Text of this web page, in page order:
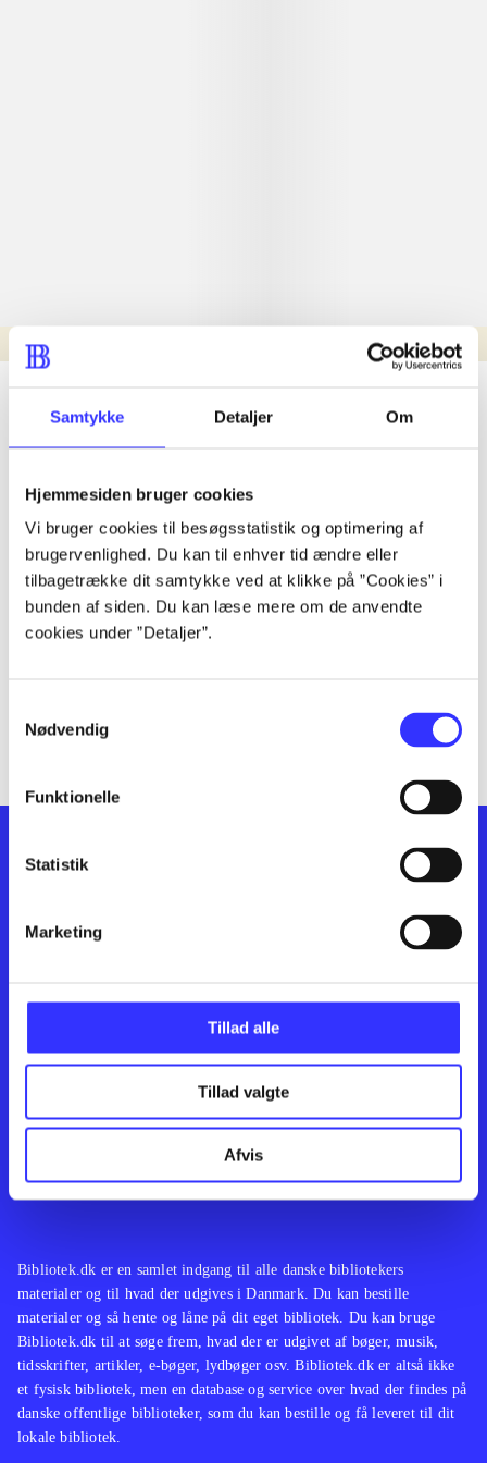
Samtykke Detaljer Om
Hjemmesiden bruger cookies
Vi bruger cookies til besøgsstatistik og optimering af
brugervenlighed. Du kan til enhver tid ændre eller
tilbagetrække dit samtykke ved at klikke på ”Cookies” i
bunden af siden. Du kan læse mere om de anvendte
cookies under ”Detaljer”.
Nødvendig
Funktionelle
Statistik
Marketing
Tillad alle
Tillad valgte
Afvis
Nyhed
lorem ipsum dolor sit amet ...
lorem ipsum dolor sit amet ...
lorem ipsum dolor sit amet ...
lorem ipsum dolor sit amet ...
lorem ipsum dolor sit amet ...
lorem ipsum dolor sit amet ...
lorem ipsum dolor sit amet ...
Feedback
Bibliotek.dk er en samlet indgang til alle danske bibliotekers
materialer og til hvad der udgives i Danmark. Du kan bestille
materialer og så hente og låne på dit eget bibliotek. Du kan bruge
Bibliotek.dk til at søge frem, hvad der er udgivet af bøger, musik,
tidsskrifter, artikler, e-bøger, lydbøger osv. Bibliotek.dk er altså ikke
et fysisk bibliotek, men en database og service over hvad der findes på
danske offentlige biblioteker, som du kan bestille og få leveret til dit
lokale bibliotek.
Kontakt os
English
Artikler
Film
Musik
Noder